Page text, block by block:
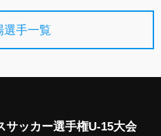
選手一覧
サッカー選手権U-15大会